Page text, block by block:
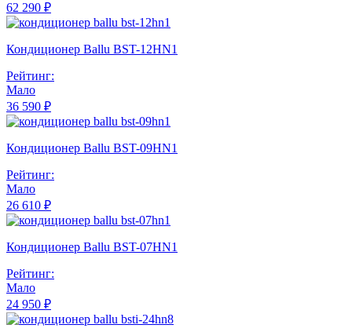
62 290 ₽
Кондиционер Ballu BST-12HN1
Рейтинг:
Мало
36 590 ₽
Кондиционер Ballu BST-09HN1
Рейтинг:
Мало
26 610 ₽
Кондиционер Ballu BST-07HN1
Рейтинг:
Мало
24 950 ₽